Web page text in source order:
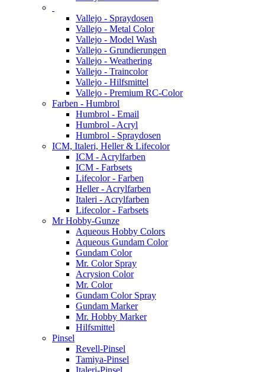
Vallejo - Spraydosen
Vallejo - Metal Color
Vallejo - Model Wash
Vallejo - Grundierungen
Vallejo - Weathering
Vallejo - Traincolor
Vallejo - Hilfsmittel
Vallejo - Premium RC-Color
Farben - Humbrol
Humbrol - Email
Humbrol - Acryl
Humbrol - Spraydosen
ICM, Italeri, Heller & Lifecolor
ICM - Acrylfarben
ICM - Farbsets
Lifecolor - Farben
Heller - Acrylfarben
Italeri - Acrylfarben
Lifecolor - Farbsets
Mr Hobby-Gunze
Aqueous Hobby Colors
Aqueous Gundam Color
Gundam Color
Mr. Color Spray
Acrysion Color
Mr. Color
Gundam Color Spray
Gundam Marker
Mr. Hobby Marker
Hilfsmittel
Pinsel
Revell-Pinsel
Tamiya-Pinsel
Italeri-Pinsel